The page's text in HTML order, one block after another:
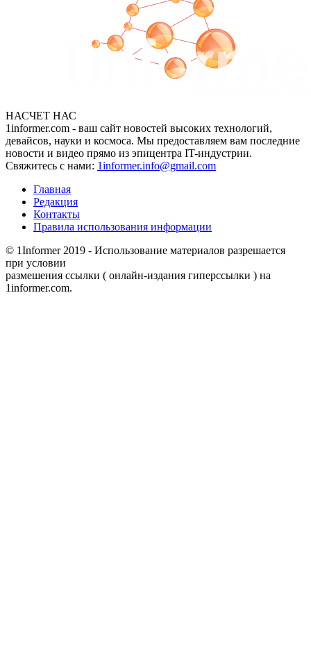
НАСЧЕТ НАС
1informer.com - ваш сайт новостей высоких технологий,
девайсов, науки и космоса. Мы предоставляем вам последние
новости и видео прямо из эпицентра IT-индустрии.
Свяжитесь с нами: 1informer.info@gmail.com
Главная
Редакция
Контакты
Правила использования информации
© 1Informer 2019 - Использование материалов разрешается
при условии
размешения ссылки ( онлайн-издания гиперссылки ) на
1informer.com.